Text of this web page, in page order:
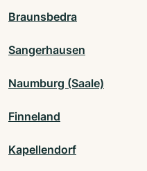
Braunsbedra
Sangerhausen
Naumburg (Saale)
Finneland
Kapellendorf